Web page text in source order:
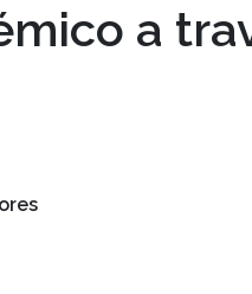
- Ofrecer
y su
médica y
a